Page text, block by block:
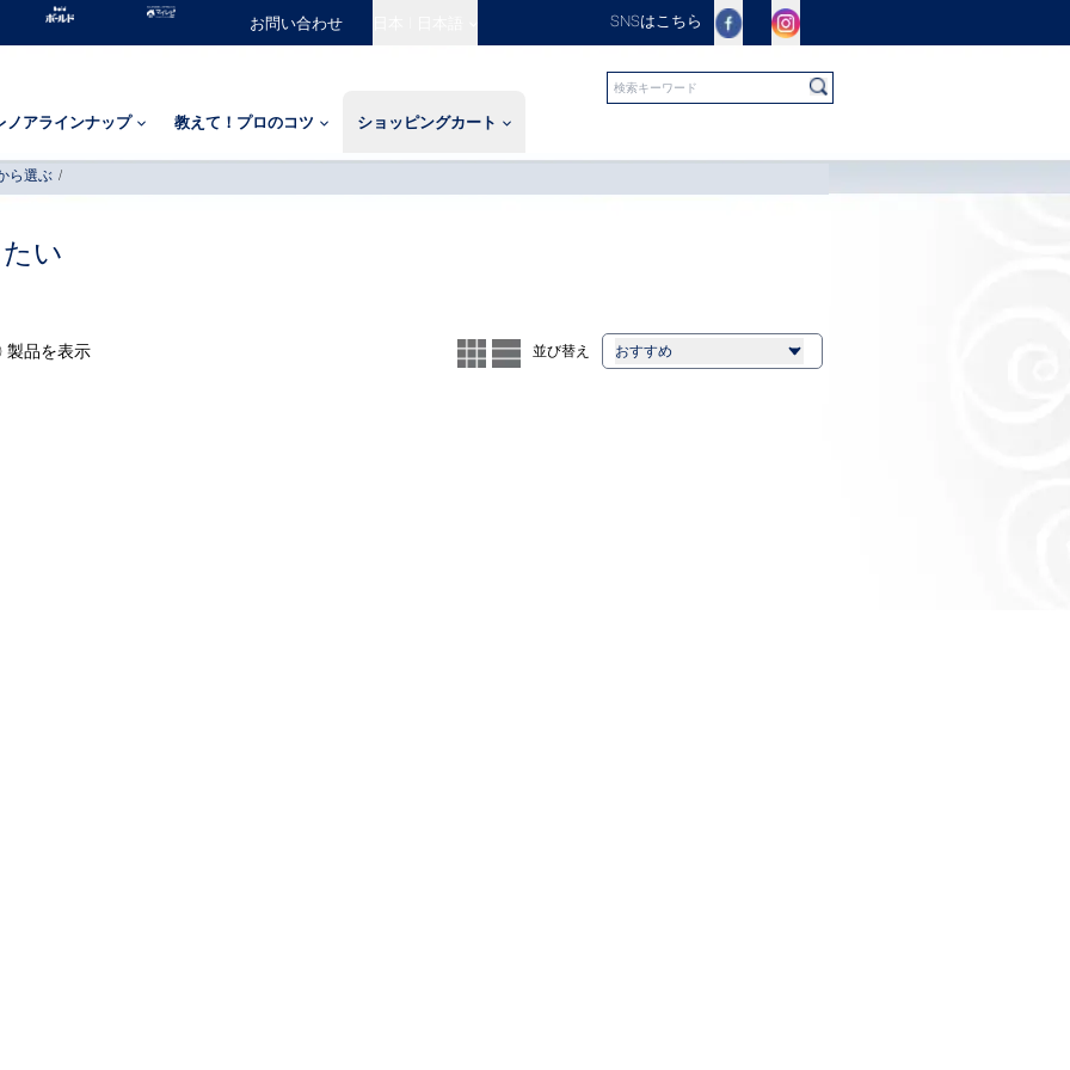
BoldIcon HouseLogoIconお問い合わせ SNSはこちら
ノアラインナップ 教えて！プロのコツ ショッピングカート
ら選ぶ /
い
製品を表示 並び替え おすすめ